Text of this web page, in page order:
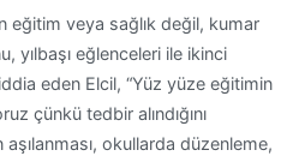
eğitim veya sağlık değil, kumar
yılbaşı eğlenceleri ile ikinci
eden Elcil, “Yüz yüze eğitimin
çünkü tedbir alındığını
okullarda düzenleme,